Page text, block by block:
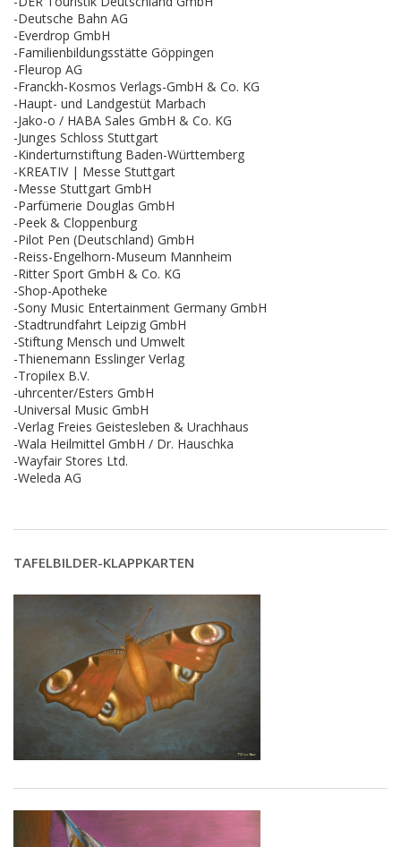
-Deutsche Bahn AG
-Everdrop GmbH
-Familienbildungsstätte Göppingen
-Fleurop AG
-Franckh-Kosmos Verlags-GmbH & Co. KG
-Haupt- und Landgestüt Marbach
-Jako-o / HABA Sales GmbH & Co. KG
-Junges Schloss Stuttgart
-Kinderturnstiftung Baden-Württemberg
-KREATIV | Messe Stuttgart
-Messe Stuttgart GmbH
-Parfümerie Douglas GmbH
-Peek & Cloppenburg
-Pilot Pen (Deutschland) GmbH
-Reiss-Engelhorn-Museum Mannheim
-Ritter Sport GmbH & Co. KG
-Shop-Apotheke
-Sony Music Entertainment Germany GmbH
-Stadtrundfahrt Leipzig GmbH
-Stiftung Mensch und Umwelt
-Thienemann Esslinger Verlag
-Tropilex B.V.
-uhrcenter/Esters GmbH
-Universal Music GmbH
-Verlag Freies Geistesleben & Urachhaus
-Wala Heilmittel GmbH / Dr. Hauschka
-Wayfair Stores Ltd.
-Weleda AG
TAFELBILDER-KLAPPKARTEN